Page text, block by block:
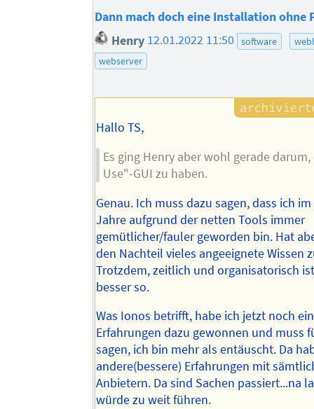
Dann mach doch eine Installation
Henry 12.01.2022 11:50 software
webserver
Hallo TS,
Es ging Henry aber wohl gerade
Use"-GUI zu haben.
Genau. Ich muss dazu sagen, dass ich
Jahre aufgrund der netten Tools immer
gemütlicher/fauler geworden bin. Hat
den Nachteil vieles angeeignete Wissen
Trotzdem, zeitlich und organisatorisch
besser so.
Was Ionos betrifft, habe ich jetzt noch
Erfahrungen dazu gewonnen und muss
sagen, ich bin mehr als entäuscht. Da
andere(bessere) Erfahrungen mit
Anbietern. Da sind Sachen passiert...na
würde zu weit führen.